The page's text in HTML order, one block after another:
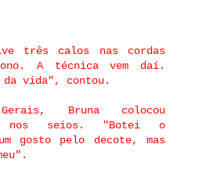
três calos nas cordas
A técnica vem daí.
da vida", contou.
Bruna colocou
nos seios. "Botei o
gosto pelo decote, mas